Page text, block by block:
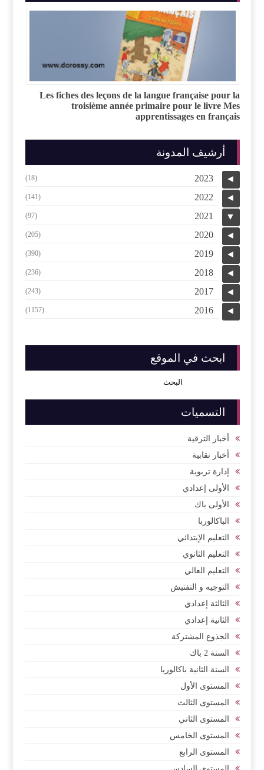
Les fiches des leçons de la langue française pour la
troisième année primaire pour le livre Mes
apprentissages en français
أرشيف المدونة
◄
2023
(18)
◄
2022
(141)
▼
2021
(97)
◄
2020
(205)
◄
2019
(390)
◄
2018
(236)
◄
2017
(243)
◄
2016
(1157)
ابحث في الموقع
التسميات
أخبار الترقية
أخبار نقابية
إدارة تربوية
الأولى إعدادي
الأولى باك
الباكالوربا
التعليم الإبتدائي
التعليم الثانوي
التعليم العالي
التوجيه و التفتيش
الثالثة إعدادي
الثانية إعدادي
الجذوع المشتركة
السنة 2 باك
السنة الثانية باكالوريا
المستوى الأول
المستوى الثالث
المستوى الثاني
المستوى الخامس
المستوى الرابع